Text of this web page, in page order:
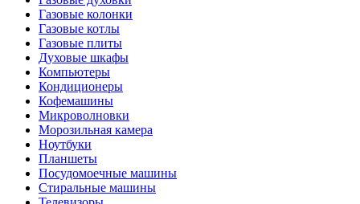
Газовые колонки
Газовые котлы
Газовые плиты
Духовые шкафы
Компьютеры
Кондиционеры
Кофемашины
Микроволновки
Морозильная камера
Ноутбуки
Планшеты
Посудомоечные машины
Стиральные машины